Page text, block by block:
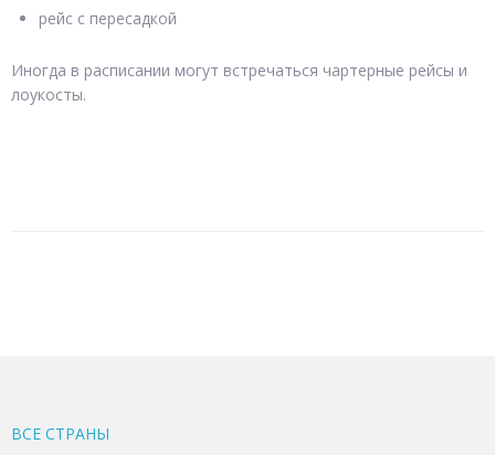
рейс с пересадкой
Иногда в расписании могут встречаться чартерные рейсы и
лоукосты.
ВСЕ CТРАНЫ